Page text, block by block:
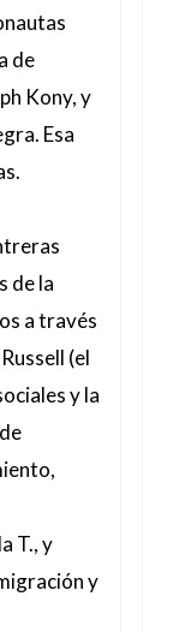
de
Kony, y
Esa
de la
a través
(el
y la
T., y
y